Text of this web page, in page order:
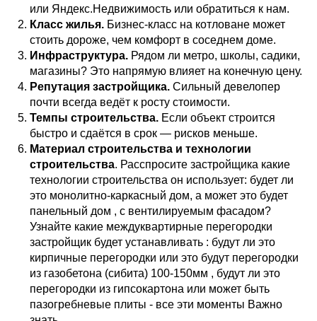
или Яндекс.Недвижимость или обратиться к нам.
Класс жилья. Бизнес-класс на котловане может
стоить дороже, чем комфорт в соседнем доме.
Инфраструктура. Рядом ли метро, школы, садики,
магазины? Это напрямую влияет на конечную цену.
Репутация застройщика. Сильный девелопер
почти всегда ведёт к росту стоимости.
Темпы строительства. Если объект строится
быстро и сдаётся в срок — рисков меньше.
Материал строительства и технологии
строительства. Расспросите застройщика какие
технологии строительства он использует: будет ли
это монолитно-каркасный дом, а может это будет
панельный дом , с вентилируемым фасадом?
Узнайте какие междуквартирные перегородки
застройщик будет устанавливать : будут ли это
кирпичные перегородки или это будут перегородки
из газобетона (сибита) 100-150мм , будут ли это
перегородки из гипсокартона или может быть
пазогребневые плиты - все эти моменты Важно